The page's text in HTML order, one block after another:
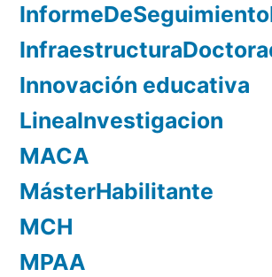
Innovación educativa
LineaInvestigacion
MACA
MásterHabilitante
MCH
MPAA